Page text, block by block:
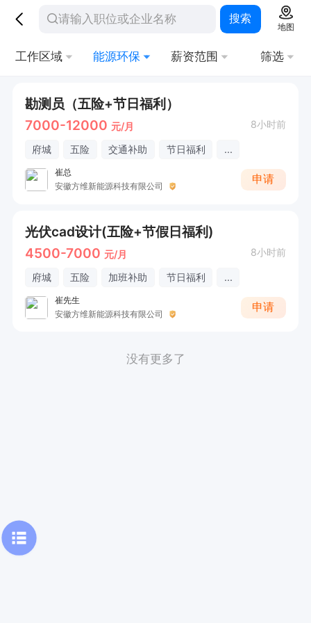
搜索
地图
工作区域 能源环保 薪资范围 筛选
勘测员（五险+节日福利）
7000-12000 元/月 8小时前
府城 五险 交通补助 节日福利 ...
崔总
安徽方维新能源科技有限公司
申请
光伏cad设计(五险+节假日福利)
4500-7000 元/月 8小时前
府城 五险 加班补助 节日福利 ...
崔先生
安徽方维新能源科技有限公司
申请
没有更多了